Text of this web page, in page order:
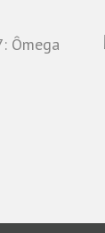
Ômega